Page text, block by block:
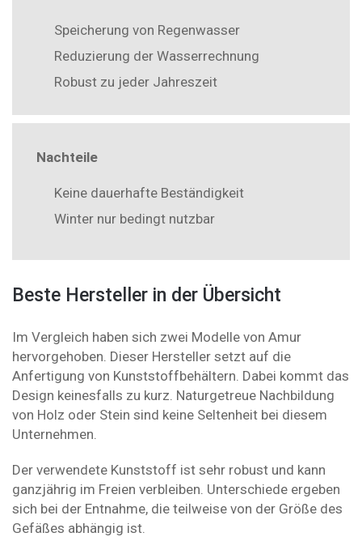
Speicherung von Regenwasser
Reduzierung der Wasserrechnung
Robust zu jeder Jahreszeit
Nachteile
Keine dauerhafte Beständigkeit
Winter nur bedingt nutzbar
Beste Hersteller in der Übersicht
Im Vergleich haben sich zwei Modelle von Amur
hervorgehoben. Dieser Hersteller setzt auf die
Anfertigung von Kunststoffbehältern. Dabei kommt das
Design keinesfalls zu kurz. Naturgetreue Nachbildung
von Holz oder Stein sind keine Seltenheit bei diesem
Unternehmen.
Der verwendete Kunststoff ist sehr robust und kann
ganzjährig im Freien verbleiben. Unterschiede ergeben
sich bei der Entnahme, die teilweise von der Größe des
Gefäßes abhängig ist.